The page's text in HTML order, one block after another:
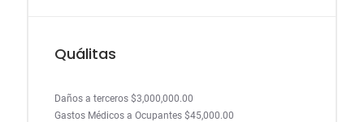
Quálitas
Daños a terceros $3,000,000.00
Gastos Médicos a Ocupantes $45,000.00